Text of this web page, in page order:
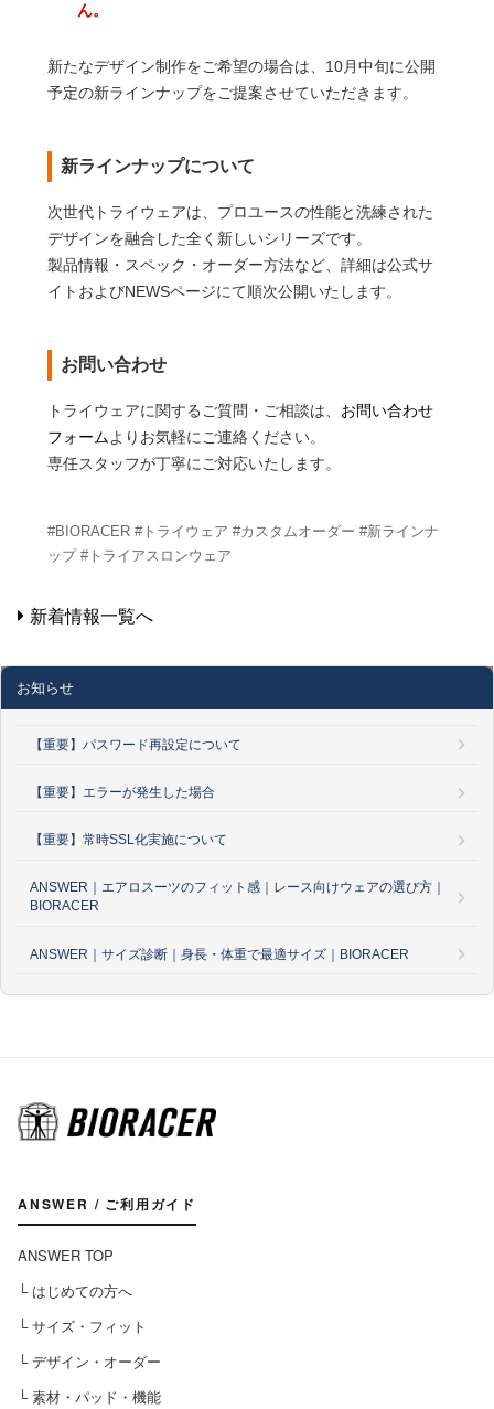
ん。
新たなデザイン制作をご希望の場合は、10月中旬に公開
予定の新ラインナップをご提案させていただきます。
新ラインナップについて
次世代トライウェアは、プロユースの性能と洗練された
デザインを融合した全く新しいシリーズです。
製品情報・スペック・オーダー方法など、詳細は公式サ
イトおよびNEWSページにて順次公開いたします。
お問い合わせ
トライウェアに関するご質問・ご相談は、 お問い合わせ
フォームよりお気軽にご連絡ください。
専任スタッフが丁寧にご対応いたします。
#BIORACER #トライウェア #カスタムオーダー #新ラインナ
ップ #トライアスロンウェア
新着情報一覧へ
お知らせ
【重要】パスワード再設定について
【重要】エラーが発生した場合
【重要】常時SSL化実施について
ANSWER｜エアロスーツのフィット感｜レース向けウェアの選び方｜
BIORACER
ANSWER｜サイズ診断｜身長・体重で最適サイズ｜BIORACER
ANSWER / ご利用ガイド
ANSWER TOP
└ はじめての方へ
└ サイズ・フィット
└ デザイン・オーダー
└ 素材・パッド・機能